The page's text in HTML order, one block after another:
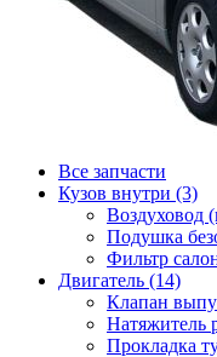
Все запчасти
Кузов внутри (3)
Воздуховод
Подушка
Фильтр
Двигатель (14)
Клапан
Натяжитель
Прокладка